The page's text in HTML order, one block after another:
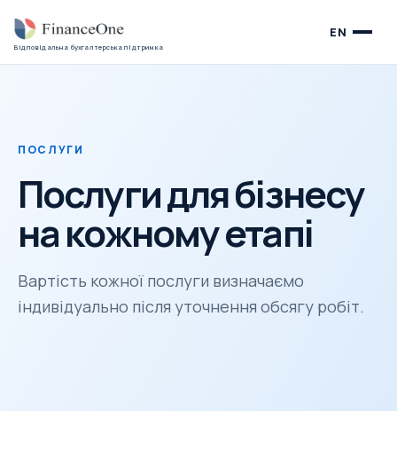
Відповідальна бухгалтерська підтримка
EN
ПОСЛУГИ
Послуги для бізнесу
на кожному етапі
Вартість кожної послуги визначаємо
індивідуально після уточнення обсягу робіт.